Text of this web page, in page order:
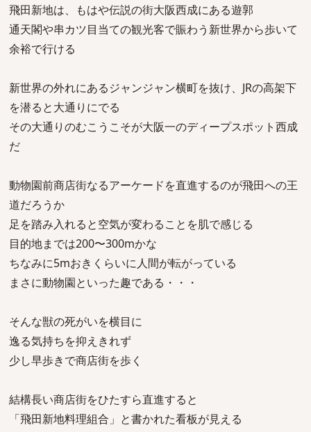
飛田新地は、もはや伝説の街大阪西成にある遊郭
通天閣や串カツ目当ての観光客で賑わう新世界から歩いて
余裕で行ける
新世界の外れにあるジャンジャン横町を抜け、JRの高架下
を潜ると大通りにでる
その大通りのむこうこそが大阪一のディープスポット西成
だ
動物園前商店街なるアーケードを直進するのが飛田への王
道だろうか
足を踏み入れると空気が変わることを肌で感じる
目的地までは200〜300mかな
ちなみに5mおきくらいに人間が転がっている
まさに動物園といった趣である・・・
そんな獣の死がいを横目に
逸る気持ちを抑えきれず
少し早歩きで商店街を歩く
結構長い商店街をひたすら直進すると
「飛田新地料理組合」と書かれた看板が見える